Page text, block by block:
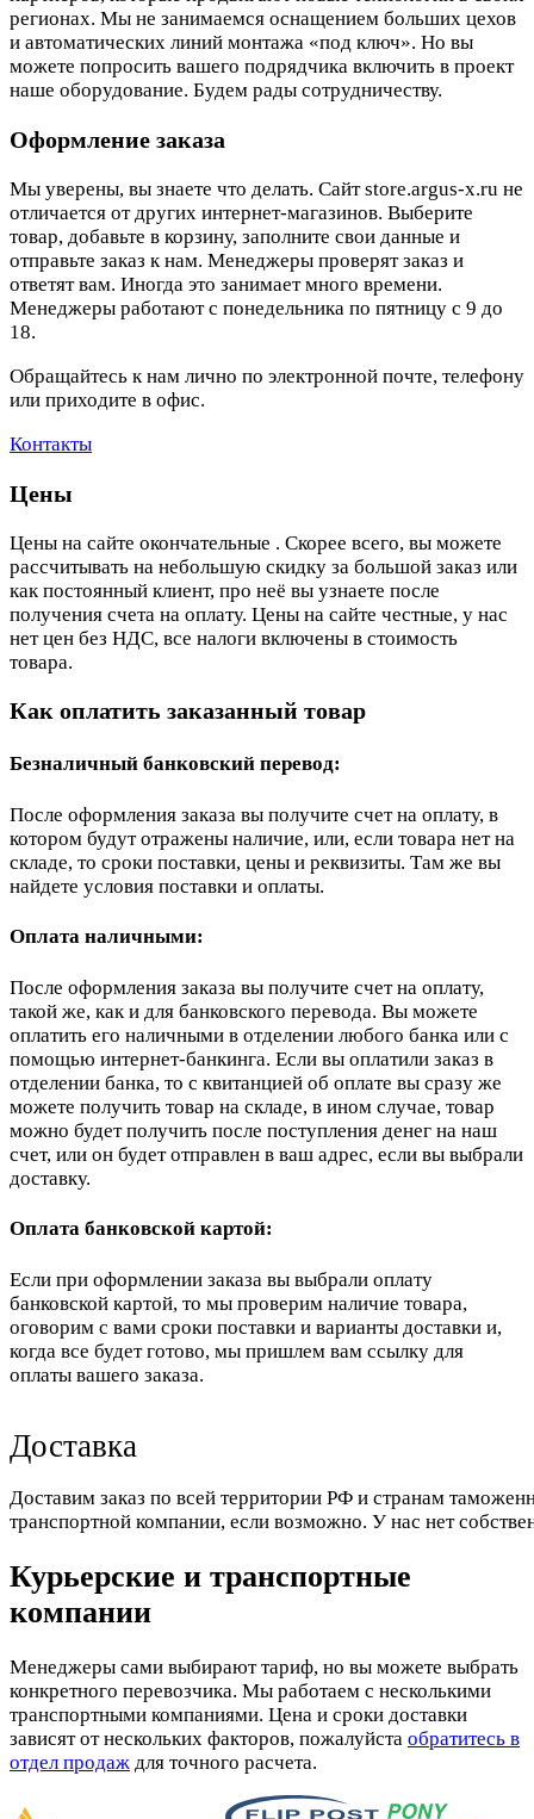
регионах. Мы не занимаемся оснащением больших цехов
и автоматических линий монтажа «под ключ». Но вы
можете попросить вашего подрядчика включить в проект
наше оборудование. Будем рады сотрудничеству.
Оформление заказа
Мы уверены, вы знаете что делать. Сайт store.argus-x.ru не
отличается от других интернет-магазинов. Выберите
товар, добавьте в корзину, заполните свои данные и
отправьте заказ к нам. Менеджеры проверят заказ и
ответят вам. Иногда это занимает много времени.
Менеджеры работают с понедельника по пятницу с 9 до
18.
Обращайтесь к нам лично по электронной почте, телефону
или приходите в офис.
Контакты
Цены
Цены на сайте окончательные . Скорее всего, вы можете
рассчитывать на небольшую скидку за большой заказ или
как постоянный клиент, про неё вы узнаете после
получения счета на оплату. Цены на сайте честные, у нас
нет цен без НДС, все налоги включены в стоимость
товара.
Как оплатить заказанный товар
Безналичный банковский перевод:
После оформления заказа вы получите счет на оплату, в
котором будут отражены наличие, или, если товара нет на
складе, то сроки поставки, цены и реквизиты. Там же вы
найдете условия поставки и оплаты.
Оплата наличными:
После оформления заказа вы получите счет на оплату,
такой же, как и для банковского перевода. Вы можете
оплатить его наличными в отделении любого банка или с
помощью интернет-банкинга. Если вы оплатили заказ в
отделении банка, то с квитанцией об оплате вы сразу же
можете получить товар на складе, в ином случае, товар
можно будет получить после поступления денег на наш
счет, или он будет отправлен в ваш адрес, если вы выбрали
доставку.
Оплата банковской картой:
Если при оформлении заказа вы выбрали оплату
банковской картой, то мы проверим наличие товара,
оговорим с вами сроки поставки и варианты доставки и,
когда все будет готово, мы пришлем вам ссылку для
оплаты вашего заказа.
Доставка
Доставим заказ по всей территории РФ и странам
транспортной компании, если возможно. У нас нет
Курьерские и транспортные
компании
Менеджеры сами выбирают тариф, но вы можете выбрать
конкретного перевозчика. Мы работаем с несколькими
транспортными компаниями. Цена и сроки доставки
зависят от нескольких факторов, пожалуйста обратитесь в
отдел продаж для точного расчета.